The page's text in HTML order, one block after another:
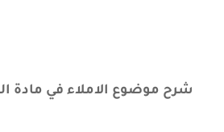
شرح موضوع الاملاء في مادة